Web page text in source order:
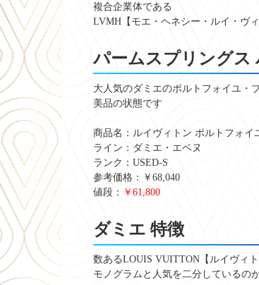
複合企業体である
LVMH【モエ・ヘネシー・ルイ・ヴ
パームスプリングス
大人気のダミエのポルトフォイユ・
美品の状態です
商品名：ルイヴィトン ポルトフォイ
ライン：ダミエ・エベヌ
ランク：USED-S
参考価格：￥68,040
値段： ￥61,800
ダミエ 特徴
数あるLOUIS VUITTON【ルイヴィ
モノグラムと人気を二分しているのが